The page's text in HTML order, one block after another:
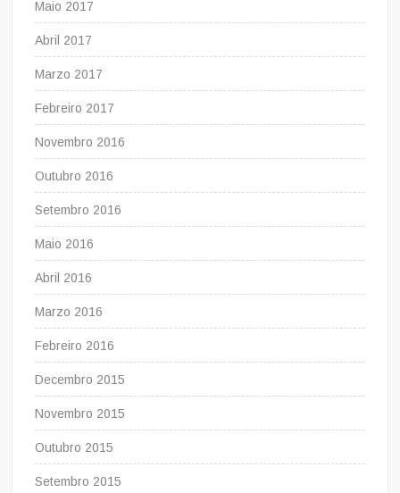
Maio 2017
Abril 2017
Marzo 2017
Febreiro 2017
Novembro 2016
Outubro 2016
Setembro 2016
Maio 2016
Abril 2016
Marzo 2016
Febreiro 2016
Decembro 2015
Novembro 2015
Outubro 2015
Setembro 2015